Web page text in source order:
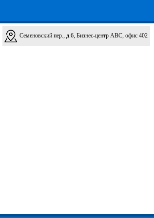
Семеновский пер., д.6, Бизнес-центр ABC, офис 402